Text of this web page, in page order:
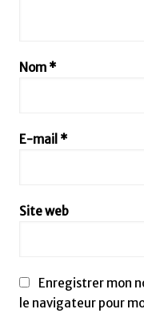
Nom *
E-mail *
Site web
Enregistrer mon
le navigateur pour